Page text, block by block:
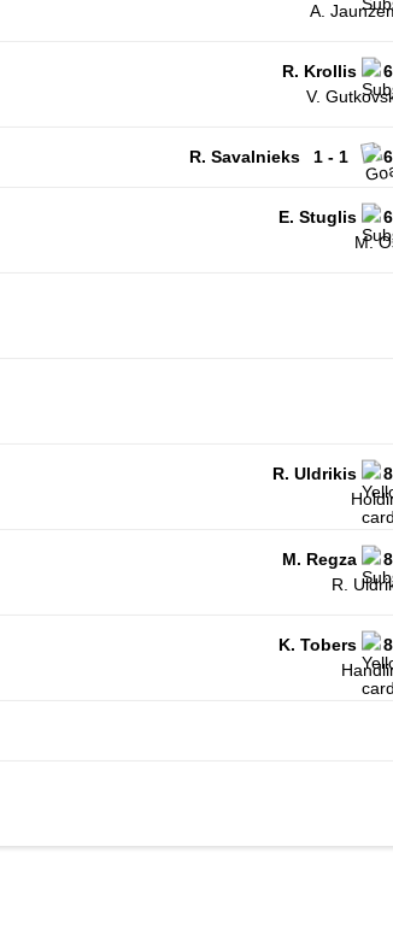
A.
R. Krollis
V.
R. Savalnieks 1 - 1
E. Stuglis
M.
R. Uldrikis
M. Regza
R.
K. Tobers